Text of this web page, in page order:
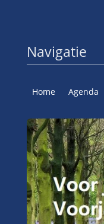
Navigatie
Home Agenda